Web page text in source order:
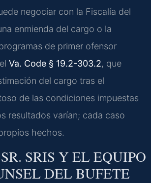
negociar con la Fiscalía del
enmienda del cargo o la
de primer ofensor
Va. Code § 19.2-303.2, que
del cargo tras el
de las condiciones impuestas
resultados varían; cada caso
hechos.
SRIS Y EL EQUIPO
DEL BUFETE